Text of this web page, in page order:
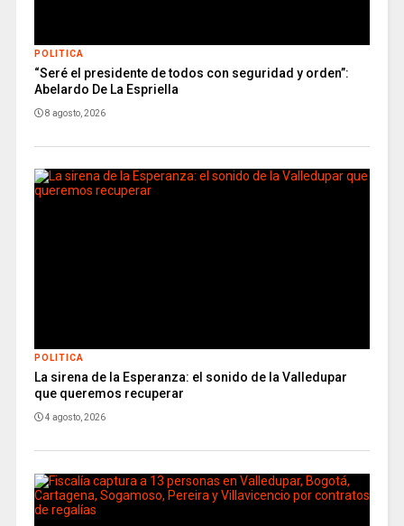
POLITICA
“Seré el presidente de todos con seguridad y orden”:
Abelardo De La Espriella
8 agosto, 2026
POLITICA
La sirena de la Esperanza: el sonido de la Valledupar
que queremos recuperar
4 agosto, 2026